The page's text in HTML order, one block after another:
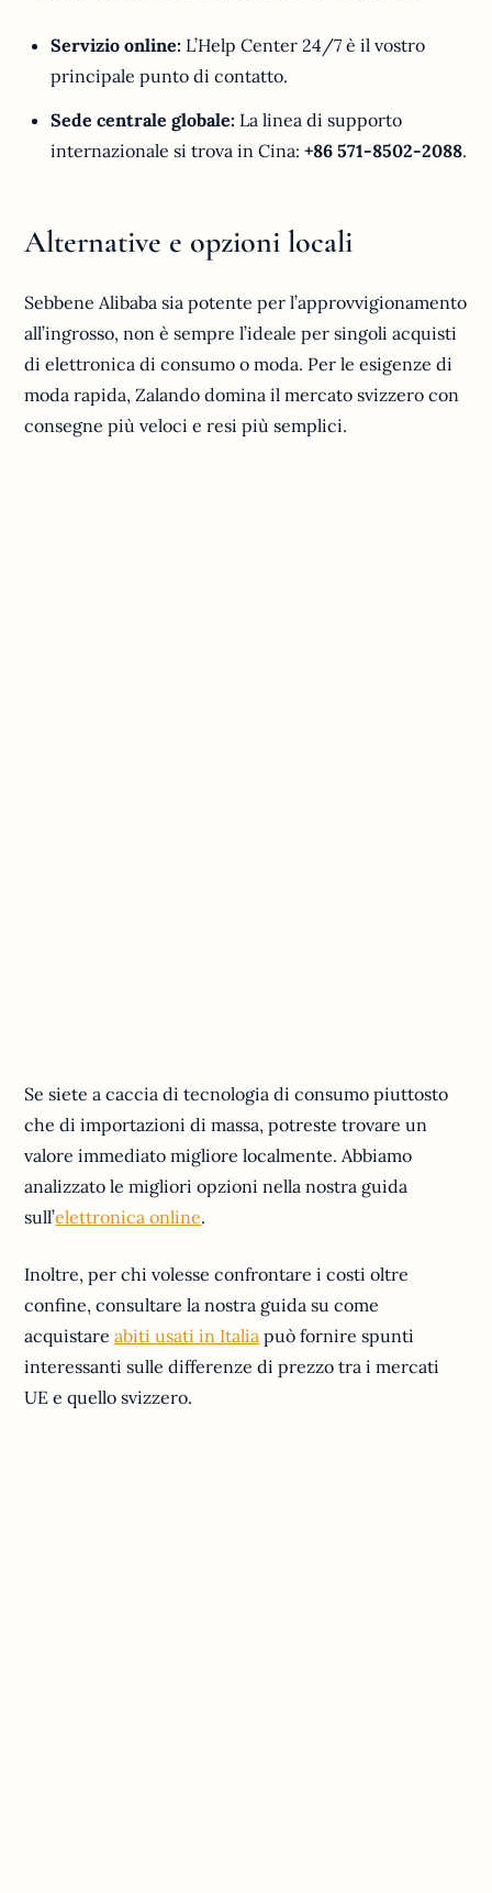
Servizio online: L’Help Center 24/7 è il vostro
principale punto di contatto.
Sede centrale globale: La linea di supporto
internazionale si trova in Cina:+86 571-8502-2088.
Alternative e opzioni locali
Sebbene Alibaba sia potente per l’approvvigionamento
all’ingrosso, non è sempre l’ideale per singoli acquisti
di elettronica di consumo o moda. Per le esigenze di
moda rapida, Zalando domina il mercato svizzero con
consegne più veloci e resi più semplici.
Se siete a caccia di tecnologia di consumo piuttosto
che di importazioni di massa, potreste trovare un
valore immediato migliore localmente. Abbiamo
analizzato le migliori opzioni nella nostra guida
sull’elettronica online.
Inoltre, per chi volesse confrontare i costi oltre
confine, consultare la nostra guida su come
acquistareabiti usati in Italia può fornire spunti
interessanti sulle differenze di prezzo tra i mercati
UE e quello svizzero.